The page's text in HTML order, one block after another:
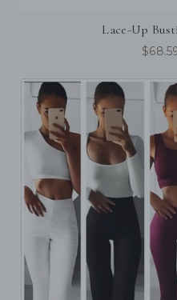
Lace-Up